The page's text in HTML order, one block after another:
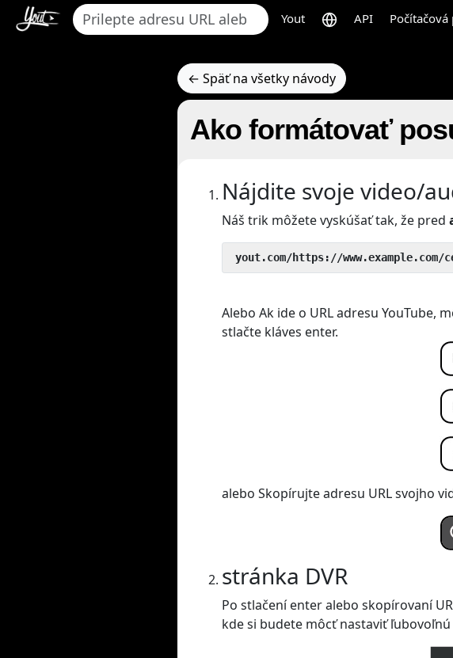
Yout API Počítačová
← Späť na všetky návody
Ako formátovať
Nájdite svoje video/
Náš trik môžete vyskúšať tak, že pred
yout.com/https://www.example.com/
Alebo Ak ide o URL adresu YouTube,
stlačte kláves enter.
alebo Skopírujte adresu URL svojho
stránka DVR
Po stlačení enter alebo skopírovaní
kde si budete môcť nastaviť